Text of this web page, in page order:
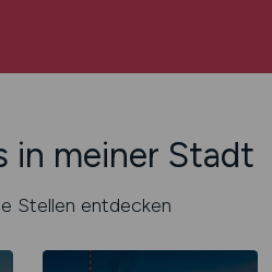
in meiner Stadt
Stellen entdecken